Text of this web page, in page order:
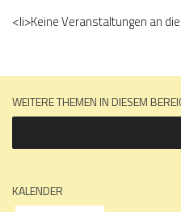
<li>Keine Veranstaltungen an
WEITERE THEMEN IN DIESEM
KALENDER